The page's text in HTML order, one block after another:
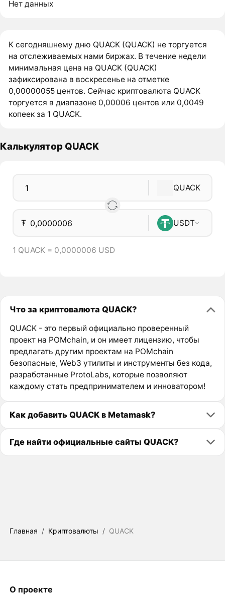
Нет данных
К сегодняшнему дню QUACK (QUACK) не торгуется
на отслеживаемых нами биржах. В течение недели
минимальная цена на QUACK (QUACK)
зафиксирована в воскресенье на отметке
0,00000055 центов. Сейчас криптовалюта QUACK
торгуется в диапазоне 0,00006 центов или 0,0049
копеек за 1 QUACK.
Калькулятор QUACK
QUACK
₮ USDT
1 QUACK = 0,0000006 USD
Что за криптовалюта QUACK?
QUACK - это первый официально проверенный
проект на POMchain, и он имеет лицензию, чтобы
предлагать другим проектам на POMchain
безопасные, Web3 утилиты и инструменты без кода,
разработанные ProtoLabs, которые позволяют
каждому стать предпринимателем и инноватором!
Как добавить QUACK в Metamask?
Где найти официальные сайты QUACK?
Главная / Криптовалюты / QUACK
О проекте